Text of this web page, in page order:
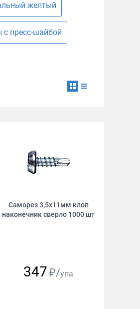
желтый
с пресс-шайбой
Саморез 3,5х11мм клоп
наконечник сверло 1000 шт
347 ₽/упа